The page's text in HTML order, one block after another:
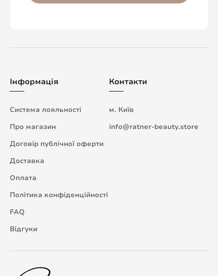
Інформація
Система лояльності
Про магазин
Договір публічної оферти
Доставка
Оплата
Політика конфіденційності
FAQ
Відгуки
Контакти
м. Київ
info@ratner-beauty.store